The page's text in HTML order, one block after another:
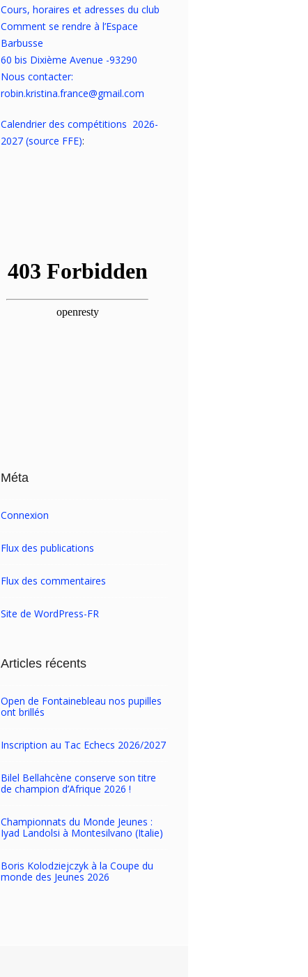
Cours, horaires et adresses du club
Comment se rendre à l’Espace
Barbusse
60 bis Dixième Avenue -93290
Nous contacter:
robin.kristina.france@gmail.com
Calendrier des compétitions 2026-
2027 (source FFE):
Méta
Connexion
Flux des publications
Flux des commentaires
Site de WordPress-FR
Articles récents
Open de Fontainebleau nos pupilles
ont brillés
Inscription au Tac Echecs 2026/2027
Bilel Bellahcène conserve son titre
de champion d’Afrique 2026 !
Championnats du Monde Jeunes :
Iyad Landolsi à Montesilvano (Italie)
Boris Kolodziejczyk à la Coupe du
monde des Jeunes 2026